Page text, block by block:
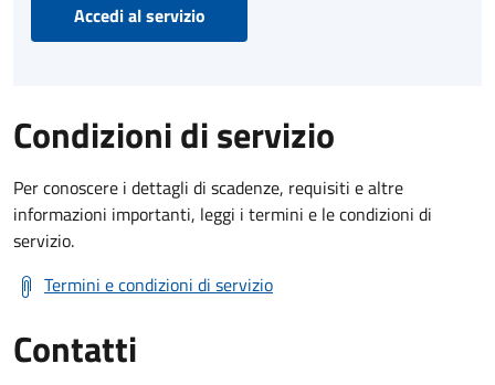
Accedi al servizio
Condizioni di servizio
Per conoscere i dettagli di scadenze, requisiti e altre
informazioni importanti, leggi i termini e le condizioni di
servizio.
Termini e condizioni di servizio
Contatti